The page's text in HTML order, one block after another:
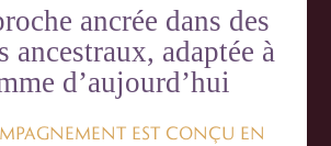
ancrée dans des
ancestraux, adaptée à
d’aujourd’hui
EST CONÇU EN